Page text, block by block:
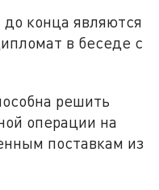
конца являются
в беседе с
решить
операции на
поставкам из